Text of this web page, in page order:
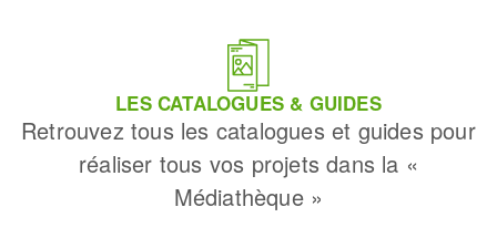
LES CATALOGUES & GUIDES
Retrouvez tous les catalogues et guides pour
réaliser tous vos projets dans la «
Médiathèque »